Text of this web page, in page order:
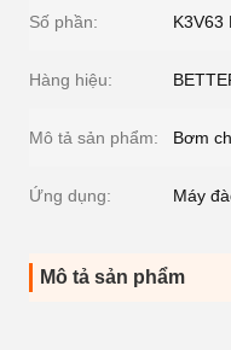
Số phần: K3V63
Hàng hiệu:
Mô tả sản phẩm: Bơm
Ứng dụng: Máy
Mô tả sản phẩm